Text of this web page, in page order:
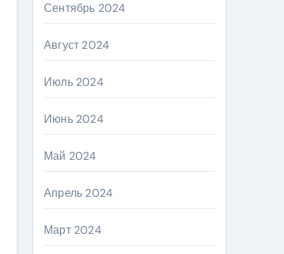
Сентябрь 2024
Август 2024
Июль 2024
Июнь 2024
Май 2024
Апрель 2024
Март 2024